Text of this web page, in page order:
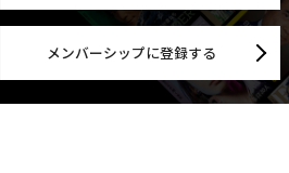
メンバーシップに登録する